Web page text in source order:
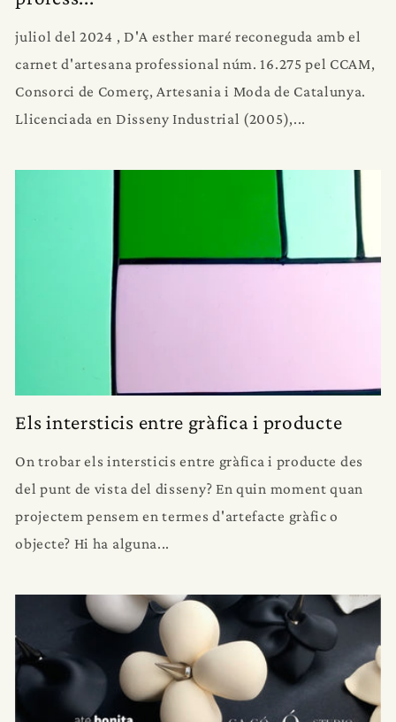
juliol del 2024 , D'A esther maré reconeguda amb el
carnet d'artesana professional núm. 16.275 pel CCAM,
Consorci de Comerç, Artesania i Moda de Catalunya.
Llicenciada en Disseny Industrial (2005),...
Els intersticis entre gràfica i producte
On trobar els intersticis entre gràfica i producte des
del punt de vista del disseny? En quin moment quan
projectem pensem en termes d'artefacte gràfic o
objecte? Hi ha alguna...